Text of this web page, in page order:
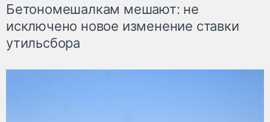
Бетономешалкам мешают: не
исключено новое изменение ставки
утильсбора